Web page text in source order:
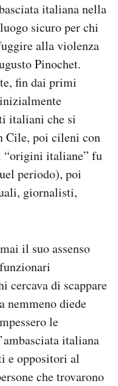
italiana nella
sicuro per chi
alla violenza
Pinochet.
fin dai primi
italiani che si
Cile, poi cileni con
italiane” fu
periodo), poi
giornalisti,
il suo assenso
cercava di scappare
diede
le
italiana
e oppositori al
che trovarono